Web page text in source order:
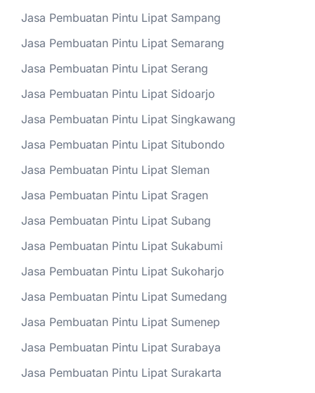
Jasa Pembuatan Pintu Lipat Sampang
Jasa Pembuatan Pintu Lipat Semarang
Jasa Pembuatan Pintu Lipat Serang
Jasa Pembuatan Pintu Lipat Sidoarjo
Jasa Pembuatan Pintu Lipat Singkawang
Jasa Pembuatan Pintu Lipat Situbondo
Jasa Pembuatan Pintu Lipat Sleman
Jasa Pembuatan Pintu Lipat Sragen
Jasa Pembuatan Pintu Lipat Subang
Jasa Pembuatan Pintu Lipat Sukabumi
Jasa Pembuatan Pintu Lipat Sukoharjo
Jasa Pembuatan Pintu Lipat Sumedang
Jasa Pembuatan Pintu Lipat Sumenep
Jasa Pembuatan Pintu Lipat Surabaya
Jasa Pembuatan Pintu Lipat Surakarta